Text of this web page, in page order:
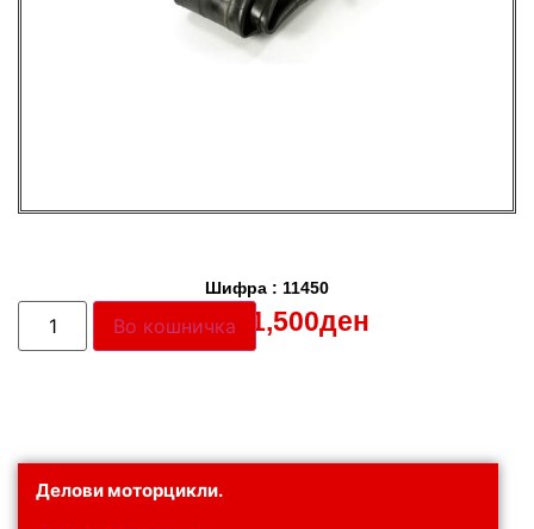
Делови моторцикли.
Шифра : 11450
Цена: 1,500ден
Во кошничка